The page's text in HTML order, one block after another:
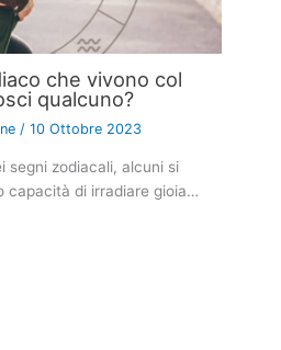
che vivono col
qualcuno?
/10 Ottobre 2023
segni zodiacali, alcuni si
capacità di irradiare gioia…